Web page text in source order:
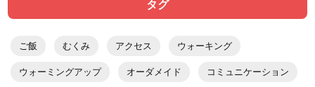
タグ
ご飯 むくみ アクセス ウォーキング
ウォーミングアップ オーダメイド コミュニケーション